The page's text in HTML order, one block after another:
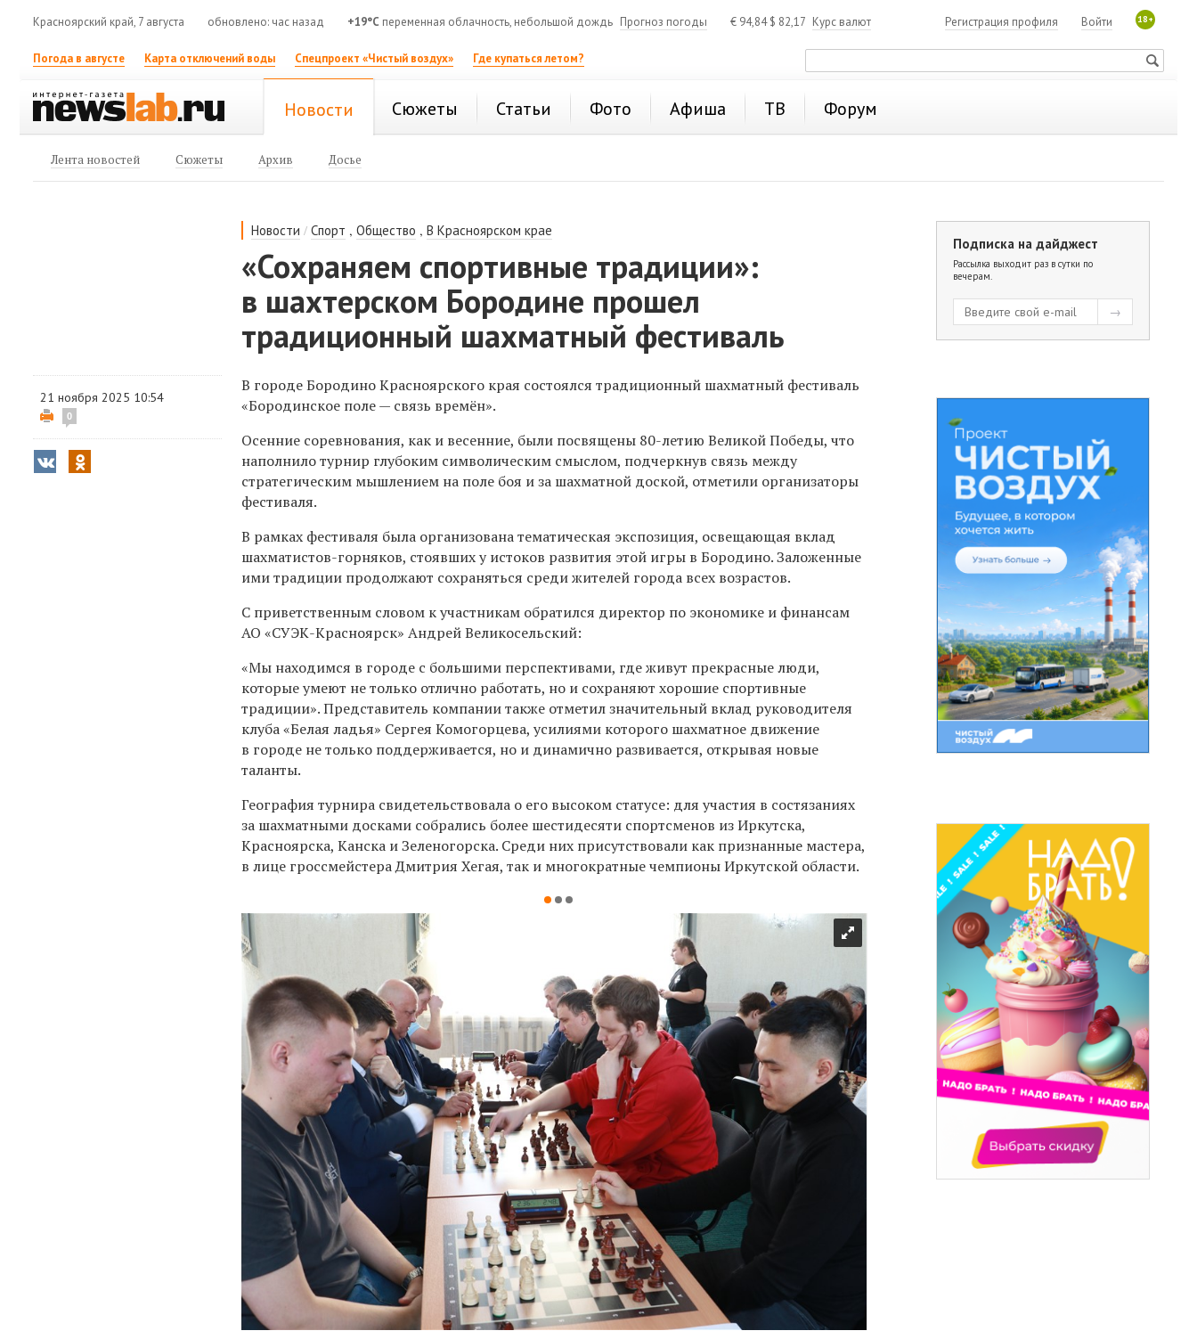
Красноярский край, 7 августа обновлено: час назад +19°C переменная облачность, небольшой дождь Прогноз погоды € 94,84$ 82,17 Курс валют 18+
Войти
Регистрация профиля
Погода в августе Карта отключений воды Спецпроект «Чистый воздух» Где купаться летом?
Новости Сюжеты Статьи Фото Афиша ТВ Форум
Лента новостей Сюжеты Архив Досье
Новости /Спорт ,Общество ,В Красноярском крае
«Сохраняем спортивные традиции»:
в шахтерском Бородине прошел
традиционный шахматный фестиваль
21 ноября 2025 10:54
0
В городе Бородино Красноярского края состоялся традиционный шахматный фестиваль
«Бородинское поле — связь времён».
Осенние соревнования, как и весенние, были посвящены 80-летию Великой Победы, что
наполнило турнир глубоким символическим смыслом, подчеркнув связь между
стратегическим мышлением на поле боя и за шахматной доской, отметили организаторы
фестиваля.
В рамках фестиваля была организована тематическая экспозиция, освещающая вклад
шахматистов-горняков, стоявших у истоков развития этой игры в Бородино. Заложенные
ими традиции продолжают сохраняться среди жителей города всех возрастов.
С приветственным словом к участникам обратился директор по экономике и финансам
АО «СУЭК-Красноярск» Андрей Великосельский:
«Мы находимся в городе с большими перспективами, где живут прекрасные люди,
которые умеют не только отлично работать, но и сохраняют хорошие спортивные
традиции». Представитель компании также отметил значительный вклад руководителя
клуба «Белая ладья» Сергея Комогорцева, усилиями которого шахматное движение
в городе не только поддерживается, но и динамично развивается, открывая новые
таланты.
География турнира свидетельствовала о его высоком статусе: для участия в состязаниях
за шахматными досками собрались более шестидесяти спортсменов из Иркутска,
Красноярска, Канска и Зеленогорска. Среди них присутствовали как признанные мастера,
в лице гроссмейстера Дмитрия Хегая, так и многократные чемпионы Иркутской области.
Подписка на дайджест
Рассылка выходит раз в сутки по
вечерам.